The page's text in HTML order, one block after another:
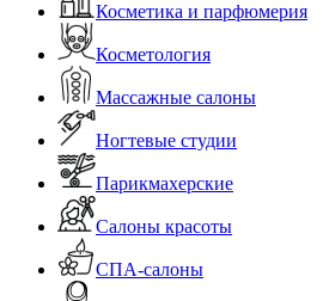
Косметика и парфюмерия
Косметология
Массажные салоны
Ногтевые студии
Парикмахерские
Салоны красоты
СПА-салоны